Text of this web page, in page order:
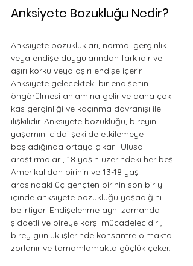
Anksiyete Bozukluğu Nedir?
Anksiyete bozuklukları, normal gerginlik
veya endişe duygularından farklıdır ve
aşırı korku veya aşırı endişe içerir.
Anksiyete gelecekteki bir endişenin
öngörülmesi anlamına gelir ve daha çok
kas gerginliği ve kaçınma davranışı ile
ilişkilidir. Anksiyete bozukluğu, bireyin
yaşamını ciddi şekilde etkilemeye
başladığında ortaya çıkar.  Ulusal
araştırmalar , 18 yaşın üzerindeki her beş
Amerikalıdan birinin ve 13-18 yaş
arasındaki üç gençten birinin son bir yıl
içinde anksiyete bozukluğu yaşadığını
belirtiyor. Endişelenme aynı zamanda
şiddetli ve bireye karşı mücadelecidir ,
birey günlük işlerinde konsantre olmakta
zorlanır ve tamamlamakta güçlük çeker.